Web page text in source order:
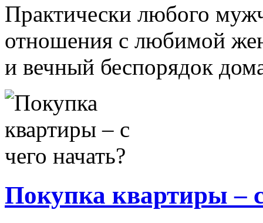
Практически любого
отношения с любимой
и вечный беспорядок
Покупка квартиры –